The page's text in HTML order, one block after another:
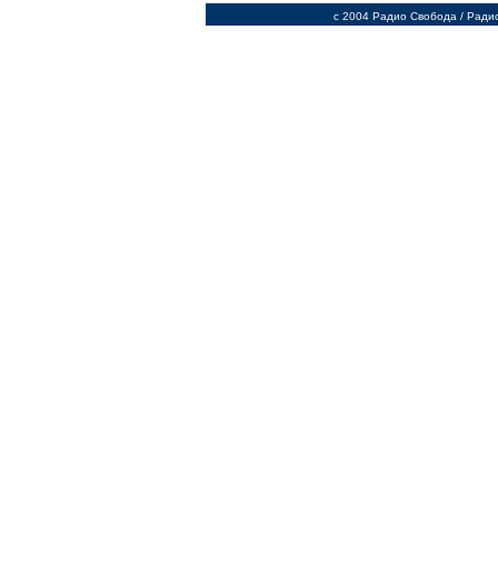
c 2004 Радио Свобода /